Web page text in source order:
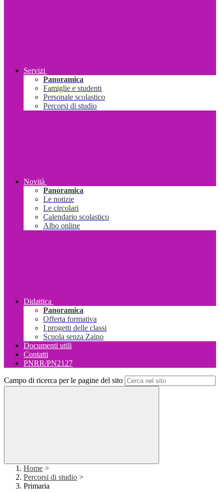
Servizi
Panoramica
Famiglie e studenti
Personale scolastico
Percorsi di studio
Novità
Panoramica
Le notizie
Le circolari
Calendario scolastico
Albo online
Didattica
Panoramica
Offerta formativa
I progetti delle classi
Scuola senza Zaino
Documenti utili
Contatti
PNRR/PN2127
Campo di ricerca per le pagine del sito
Home >
Percorsi di studio >
Primaria